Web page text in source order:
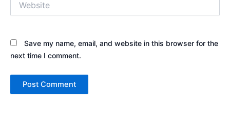
Save my name, email, and website in this browser for the
next time I comment.